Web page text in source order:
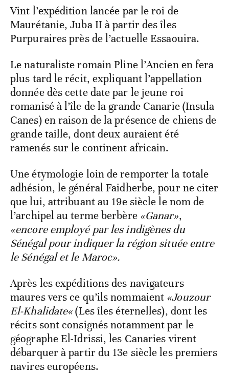
Vint l’expédition lancée par le roi de
Maurétanie, Juba II à partir des îles
Purpuraires près de l’actuelle Essaouira.
Le naturaliste romain Pline l’Ancien en fera
plus tard le récit, expliquant l’appellation
donnée dès cette date par le jeune roi
romanisé à l’île de la grande Canarie (Insula
Canes) en raison de la présence de chiens de
grande taille, dont deux auraient été
ramenés sur le continent africain.
Une étymologie loin de remporter la totale
adhésion, le général Faidherbe, pour ne citer
que lui, attribuant au 19e siècle le nom de
l’archipel au terme berbère «Ganar»,
«encore employé par les indigènes du
Sénégal pour indiquer la région située entre
le Sénégal et le Maroc».
Après les expéditions des navigateurs
maures vers ce qu’ils nommaient «Jouzour
El-Khalidate«(Les îles éternelles), dont les
récits sont consignés notamment par le
géographe El-Idrissi, les Canaries virent
débarquer à partir du 13e siècle les premiers
navires européens.